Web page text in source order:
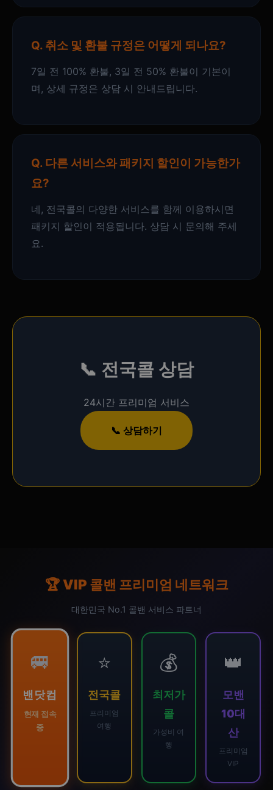
Q. 취소 및 환불 규정은 어떻게 되나요?
7일 전 100% 환불, 3일 전 50% 환불이 기본이
며, 상세 규정은 상담 시 안내드립니다.
Q. 다른 서비스와 패키지 할인이 가능한가
요?
네, 전국콜의 다양한 서비스를 함께 이용하시면
패키지 할인이 적용됩니다. 상담 시 문의해 주세
요.
📞 전국콜 상담
24시간 프리미엄 서비스
📞 상담하기
🏆 VIP 콜밴 프리미엄 네트워크
대한민국 No.1 콜밴 서비스 파트너
🚐
밴닷컴
현재 접속
중
⭐
전국콜
프리미엄
여행
💰
최저가
콜
가성비 여
행
👑
모밴
10대
산
프리미엄
VIP